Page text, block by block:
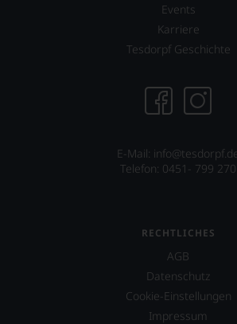
Events
Karriere
Tesdorpf Geschichte
E-Mail:
Telefon: 0451- 799 270
RECHTLICHES
AGB
Datenschutz
Cookie-Einstellungen
Impressum